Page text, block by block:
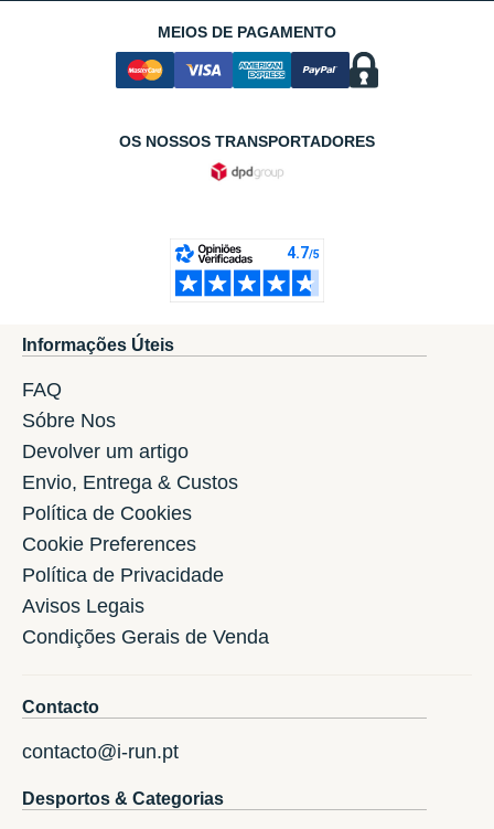
MEIOS DE PAGAMENTO
OS NOSSOS TRANSPORTADORES
Informações Úteis
FAQ
Sóbre Nos
Devolver um artigo
Envio, Entrega & Custos
Política de Cookies
Cookie Preferences
Política de Privacidade
Avisos Legais
Condições Gerais de Venda
Contacto
contacto@i-run.pt
Desportos & Categorias